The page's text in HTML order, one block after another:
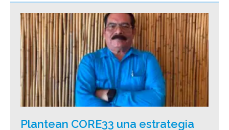
Plantean CORE33 una estrategia